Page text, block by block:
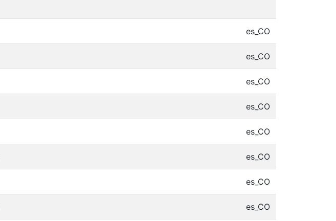
es_CO
es_CO
es_CO
es_CO
es_CO
es_CO
es_CO
es_CO